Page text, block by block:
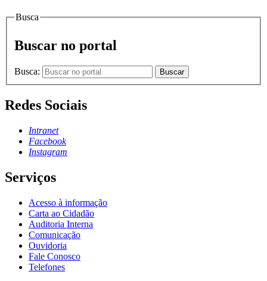
Busca
Buscar no portal
Busca: Buscar
Redes Sociais
Intranet
Facebook
Instagram
Serviços
Acesso à informação
Carta ao Cidadão
Auditoria Interna
Comunicação
Ouvidoria
Fale Conosco
Telefones